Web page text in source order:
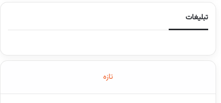
تبلیغات
تازه